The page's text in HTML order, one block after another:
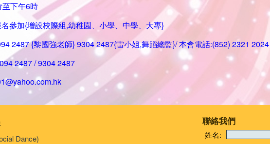
下午6時
參加{增設校際組,幼稚園、小學、中學、大專}
2487 {黎國強老師} 9304 2487{雷小姐,舞蹈總監}/ 本會電話:(852) 2321 2024
2487 / 9304 2487
Dance)
聯絡我們
姓名: